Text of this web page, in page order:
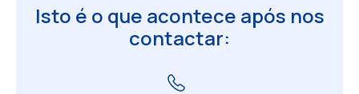
Isto é o que acontece após nos
contactar: